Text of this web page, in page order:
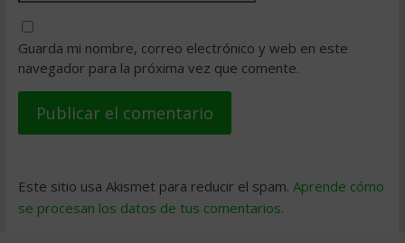
Guarda mi nombre, correo electrónico y web en este
navegador para la próxima vez que comente.
Este sitio usa Akismet para reducir el spam. Aprende cómo
se procesan los datos de tus comentarios.